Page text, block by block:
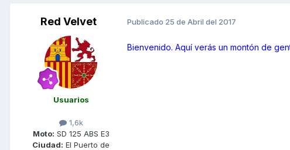
Red Velvet
Usuarios
1,6k
Moto: SD 125 ABS E3
Ciudad: El Puerto de
Publicado 25 de Abril del 2017
Bienvenido. Aquí verás un montón de